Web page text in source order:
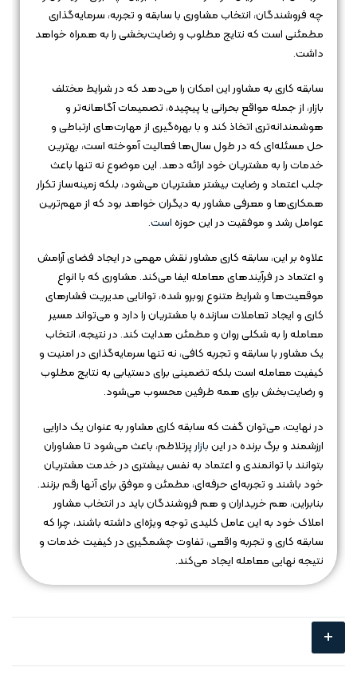
چه فروشندگان، انتخاب مشاوری با سابقه و تجربه، سرمایه‌گذاری
مطمئنی است که نتایج مطلوب و رضایت‌بخشی را به همراه خواهد
داشت.
سابقه کاری به مشاور این امکان را می‌دهد که در شرایط مختلف
بازار، از جمله مواقع بحرانی یا پیچیده، تصمیمات آگاهانه‌تر و
هوشمندانه‌تری اتخاذ کند و با بهره‌گیری از مهارت‌های ارتباطی و
حل مسئله‌ای که در طول سال‌ها فعالیت آموخته است، بهترین
خدمات را به مشتریان خود ارائه دهد. این موضوع نه تنها باعث
جلب اعتماد و رضایت بیشتر مشتریان می‌شود، بلکه زمینه‌ساز تکرار
همکاری‌ها و معرفی مشاور به دیگران خواهد بود که از مهم‌ترین
عوامل رشد و موفقیت در این حوزهاست.
علاوه بر این، سابقه کاری مشاور نقش مهمی در ایجاد فضای آرامش
و اعتماد در فرآیندهای معامله ایفا می‌کند. مشاوری که با انواع
موقعیت‌ها و شرایط متنوع روبرو شده، توانایی مدیریت فشارهای
کاری و ایجاد تعاملات سازنده با مشتریان را دارد و می‌تواند مسیر
معامله را به شکلی روان و مطمئن هدایت کند. در نتیجه، انتخاب
یک مشاور با سابقه و تجربه کافی، نه تنها سرمایه‌گذاری در امنیت و
کیفیت معامله است بلکه تضمینی برای دستیابی به نتایج مطلوب
و رضایت‌بخش برای همه طرفین محسوب می‌شود.
در نهایت، می‌توان گفت که سابقه کاری مشاور به عنوان یک دارایی
ارزشمند و برگ برنده در اینبازارپرتلاطم، باعث می‌شود تا مشاوران
بتوانند با توانمندی و اعتماد به نفس بیشتری در خدمت مشتریان
خود باشند و تجربه‌ای حرفه‌ای، مطمئن و موفق برای آنها رقم بزنند.
بنابراین، هم خریداران و هم فروشندگان باید در انتخاب مشاور
املاک خود به این عامل کلیدی توجه ویژه‌ای داشته باشند، چرا که
سابقه کاری و تجربه واقعی، تفاوت چشمگیری در کیفیت خدمات و
نتیجه نهایی معامله ایجاد می‌کند.
+